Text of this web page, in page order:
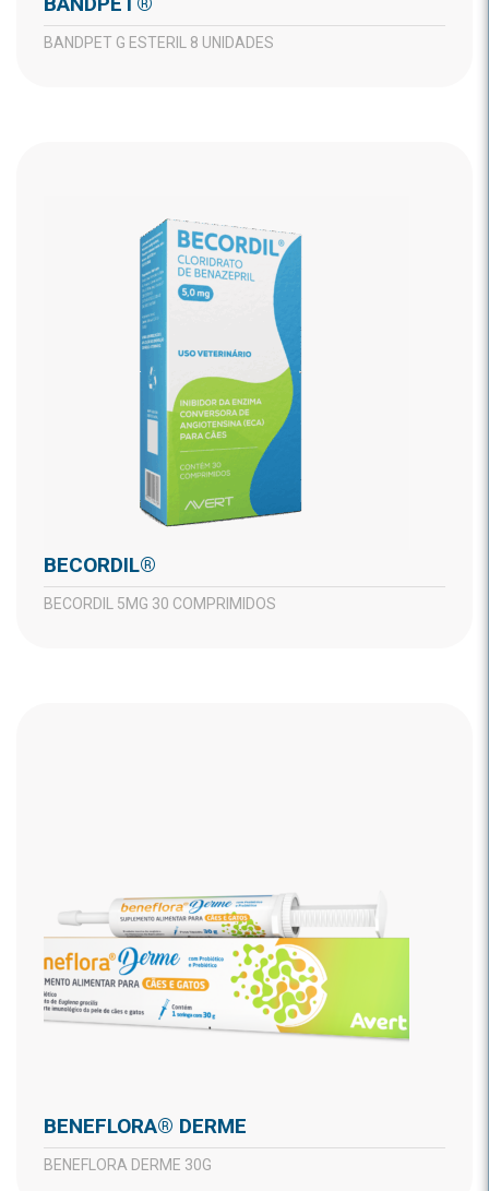
BANDPET G ESTERIL 8 UNIDADES
BECORDIL®
BECORDIL 5MG 30 COMPRIMIDOS
BENEFLORA® DERME
BENEFLORA DERME 30G